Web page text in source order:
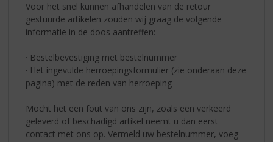
Voor het snel kunnen afhandelen van de retour
gestuurde artikelen zouden wij graag de volgende
informatie in de doos aantreffen:
· Bestelbevestiging met bestelnummer
· Het ingevulde herroepingsformulier (zie onderaan deze
pagina) met de reden van herroeping
Mocht het een fout van ons zijn, zoals een verkeerd
geleverd of beschadigd artikel neemt u dan eerst
contact met ons op. Vermeld uw bestelnummer, voeg